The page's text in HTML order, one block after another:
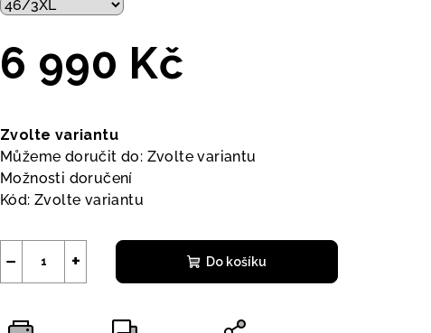
6 990 Kč
cena:
Zvolte variantu
Můžeme doručit do: Zvolte variantu
Možnosti doručení
Kód: Zvolte variantu
+
− Do košíku